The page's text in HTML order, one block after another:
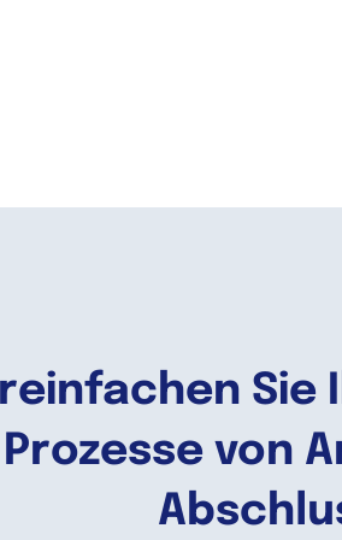
Sie
Prozesse von